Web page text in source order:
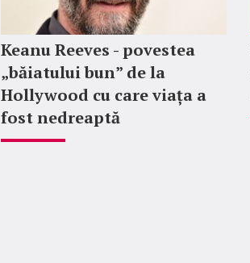
Keanu Reeves - povestea
„băiatului bun” de la
Hollywood cu care viața a
fost nedreaptă